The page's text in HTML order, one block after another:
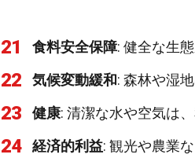
21 食料安全保障: 健全な生
22 気候変動緩和: 森林や湿
23 健康: 清潔な水や空気は
24 経済的利益: 観光や農業